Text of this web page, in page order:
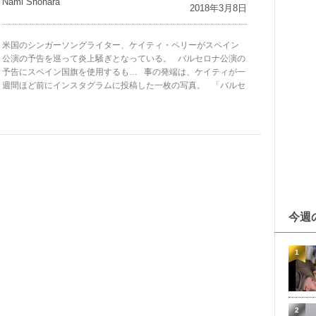
2018年3月8日
米国のシンガーソングライター、ケイティ・ペリーがスペイン
公演の予告を巡って炎上騒ぎとなっている。 バルセロナ公演の
予告にスペイン国旗を使用するも… 事の発端は、ケイティが一
週間ほど前にインスタグラムに投稿した一枚の写真。 「バルセ
今週
1
2